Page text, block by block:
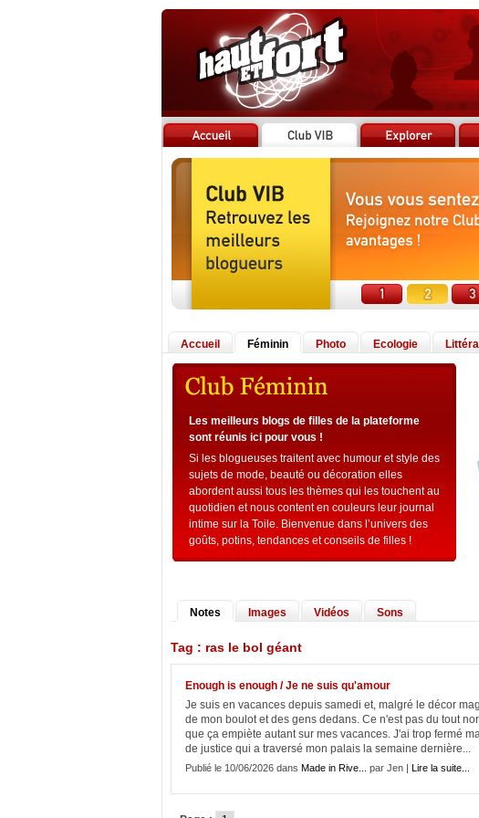
Accueil Féminin Photo Ecologie
Les meilleurs blogs de filles de la plateforme
sont réunis ici pour vous !
Si les blogueuses traitent avec humour et style des
sujets de mode, beauté ou décoration elles
abordent aussi tous les thèmes qui les touchent au
quotidien et nous content en couleurs leur journal
intime sur la Toile. Bienvenue dans l’univers des
goûts, potins, tendances et conseils de filles !
Notes Images Vidéos Sons
Tag : ras le bol géant
Enough is enough / Je ne suis qu'amour
Je suis en vacances depuis samedi et, malgré le décor
de mon boulot et des gens dedans. Ce n'est pas du tout
que ça empiète autant sur mes vacances. J'ai trop fermé
de justice qui a traversé mon palais la semaine dernière...
Publié le 10/06/2026 dans Made in Rive... par Jen | Lire la suite...